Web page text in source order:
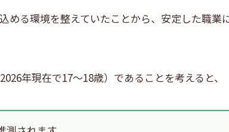
める環境を整えていたことから、安定した職業
年現在で17〜18歳）であることを考えると、